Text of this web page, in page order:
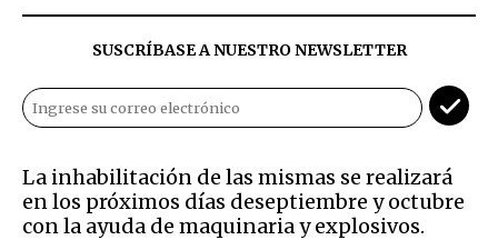
SUSCRÍBASE A NUESTRO NEWSLETTER
La inhabilitación de las mismas se realizará
en los próximos días deseptiembre y octubre
con la ayuda de maquinaria y explosivos.